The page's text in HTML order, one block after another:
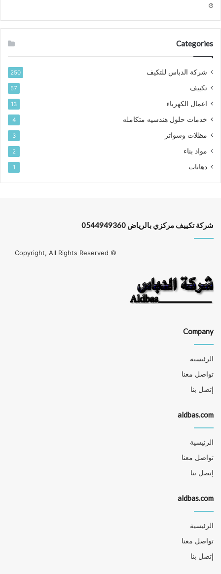
Categories
شركة الدباس للتكيف 250
تكييف 57
اعمال الكهرباء 13
خدمات حلول هندسيه متكامله 4
مظلات وسواتر 3
مواد بناء 2
دهانات 1
شركة تكييف مركزي بالرياض 0544949360
© Copyright, All Rights Reserved
Company
الرئيسية
تواصل معنا
إتصل بنا
aldbas.com
الرئيسية
تواصل معنا
إتصل بنا
aldbas.com
الرئيسية
تواصل معنا
إتصل بنا